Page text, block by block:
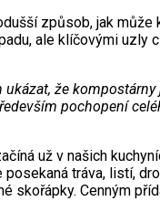
způsob, jak
ale klíčovými uzly
že
pochopení
už v našich
posekaná tráva, listí,
skořápky. Cenným